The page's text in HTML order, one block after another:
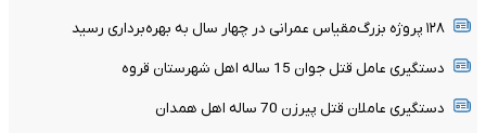
۱۲۸ پروژه بزرگ‌مقیاس عمرانی در چهار سال به بهره‌برداری رسید
دستگیری عامل قتل جوان 15 ساله اهل شهرستان قروه
دستگیری عاملان قتل پیرزن 70 ساله اهل همدان